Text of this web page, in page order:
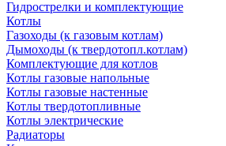
Гидрострелки и комплектующие
Котлы
Газоходы (к газовым котлам)
Дымоходы (к твердотопл.котлам)
Комплектующие для котлов
Котлы газовые напольные
Котлы газовые настенные
Котлы твердотопливные
Котлы электрические
Радиаторы